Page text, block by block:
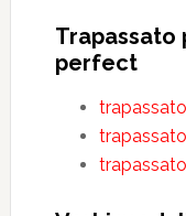
Trapassato
perfect